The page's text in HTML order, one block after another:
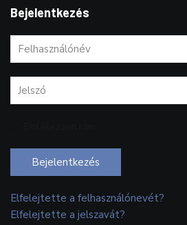
Bejelentkezés
Bejelentkezés
Elfelejtette a felhasználónevét?
Elfelejtette a jelszavát?